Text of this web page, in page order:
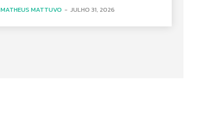
MATHEUS MATTUVO - JULHO 31, 2026